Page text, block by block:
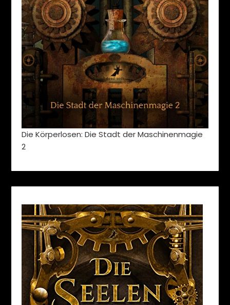
Die Körperlosen: Die Stadt der Maschinenmagie
2